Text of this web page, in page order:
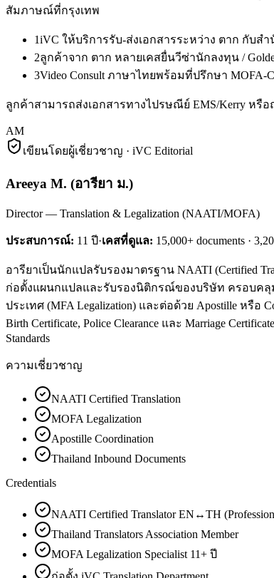
สัมภาษณ์ที่กรุงเทพ
1iVC ให้บริการรับ-ส่งเอกสารระหว่าง ตาก กับส
2ลูกค้าจาก ตาก หลายเคสยื่นวีซ่านักลงทุน /
3Video Consult ภาษาไทยพร้อมที่ปรึกษา
ลูกค้าสามารถส่งเอกสารทางไปรษณีย์ EMS/Kerry หรื
AM
เขียนโดยผู้เชี่ยวชาญ · iVC Editorial
Areeya M. (อารียา ม.)
Director — Translation & Legalization (NAATI/MOFA)
ประสบการณ์: 11 ปี·เคสที่ดูแล: 15,000+ documents ·
อารียาเป็นนักแปลรับรองมาตรฐาน NAATI (Certified
ก่อตั้งแผนกแปลและรับรองนิติกรณ์ของบริษัท ครอบคลุ
ประเทศ (MFA Legalization) และต่อด้วย Apostille หรื
Birth Certificate, Police Clearance และ Marriage
Standards
ความเชี่ยวชาญ
NAATI Certified Translation
MOFA Legalization
Apostille Coordination
Thailand Inbound Documents
Credentials
NAATI Certified Translator EN↔TH
Thailand Translators Association Member
MOFA Legalization Specialist 11+ ปี